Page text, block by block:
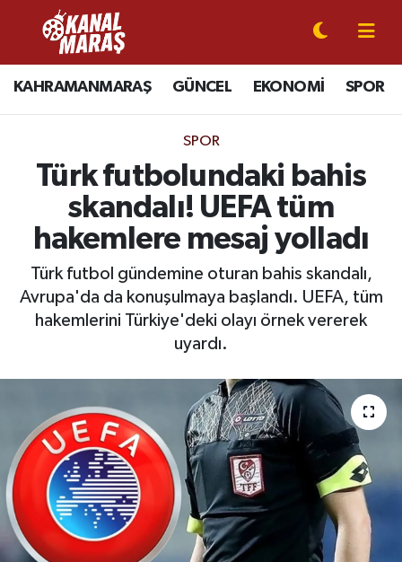
KAHRAMANMARAŞ GÜNCEL EKONOMİ SPOR
SPOR
Türk futbolundaki bahis
skandalı! UEFA tüm
hakemlere mesaj yolladı
Türk futbol gündemine oturan bahis skandalı,
Avrupa'da da konuşulmaya başlandı. UEFA, tüm
hakemlerini Türkiye'deki olayı örnek vererek
uyardı.
CANLI YAYIN
KAHRAMANMARAŞ
SPOR
SİYASET
EKONOMİ
SAĞLIK
EĞİTİM
BÖLGE
Kahramanmaraş Nöbetçi Eczaneler
Kahramanmaraş Hava Durumu
Kahramanmaraş Namaz Vakitleri
Kahramanmaraş Trafik Yoğunluk Haritası
Süper Lig Puan Durumu ve Fikstür
Tüm Manşetler
Son Dakika Haberleri